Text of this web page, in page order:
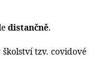
distančně.
tzv. covidové